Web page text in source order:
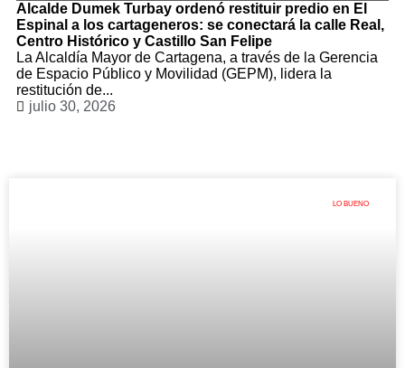
Alcalde Dumek Turbay ordenó restituir predio en El
Espinal a los cartageneros: se conectará la calle Real,
Centro Histórico y Castillo San Felipe
La Alcaldía Mayor de Cartagena, a través de la Gerencia
de Espacio Público y Movilidad (GEPM), lidera la
restitución de...
julio 30, 2026
LO BUENO